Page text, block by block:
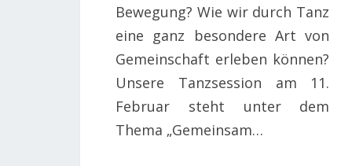
Bewegung? Wie wir durch Tanz
eine ganz besondere Art von
Gemeinschaft erleben können?
Unsere Tanzsession am 11.
Februar steht unter dem
Thema „Gemeinsam…